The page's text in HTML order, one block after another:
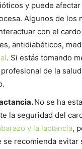
y puede
Algunos de los
con el
antidiabéticos,
. Si estás tomando
de la
No se ha
la seguridad del
y la lactancia,
se recomienda evitar